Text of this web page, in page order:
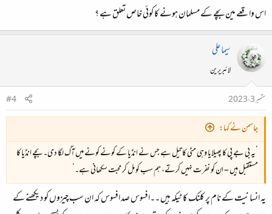
اس واقعے مین بچے کے مسلمان ہونے کا کوئی خاص تعلق ہے ؟
سیما علی
لائبریرین
ستمبر 3، 2023
#4
جاسمن نے کہا:
’یہ بی جے پی کا پھیلایا وہی مٹی کا تیل ہے جس نے انڈیا کے کونے کونے میں آگ لگا دی۔ بچے انڈیا کا
مستقبل ہیں – ان کو نفرت نہیں کرتے، ہم سب کو مل کر محبت سکھانی ہے۔‘
یہ انسانیت کے نام پر کلنک کا ٹیکہ ہیں ۔۔افسوس صد افسوس کہ ان سب چیزوں کو دیکھنے کے